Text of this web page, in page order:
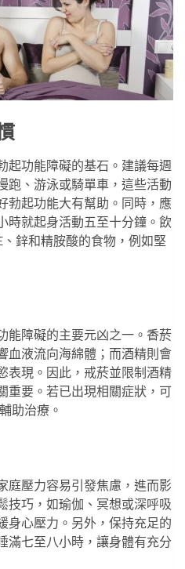
起功能障礙的基石。建議每週
跑、游泳或騎單車，這些活動
勃起功能大有幫助。同時，應
時就起身活動五至十分鐘。飲
鋅和精胺酸的食物，例如堅
能障礙的主要元凶之一。香菸
血液流向海綿體；而酒精則會
表現。因此，戒菸並限制酒精
重要。若已出現相關症狀，可
助治療。
庭壓力容易引發焦慮，進而影
技巧，如瑜伽、冥想或深呼吸
身心壓力。另外，保持充足的
滿七至八小時，讓身體有充分